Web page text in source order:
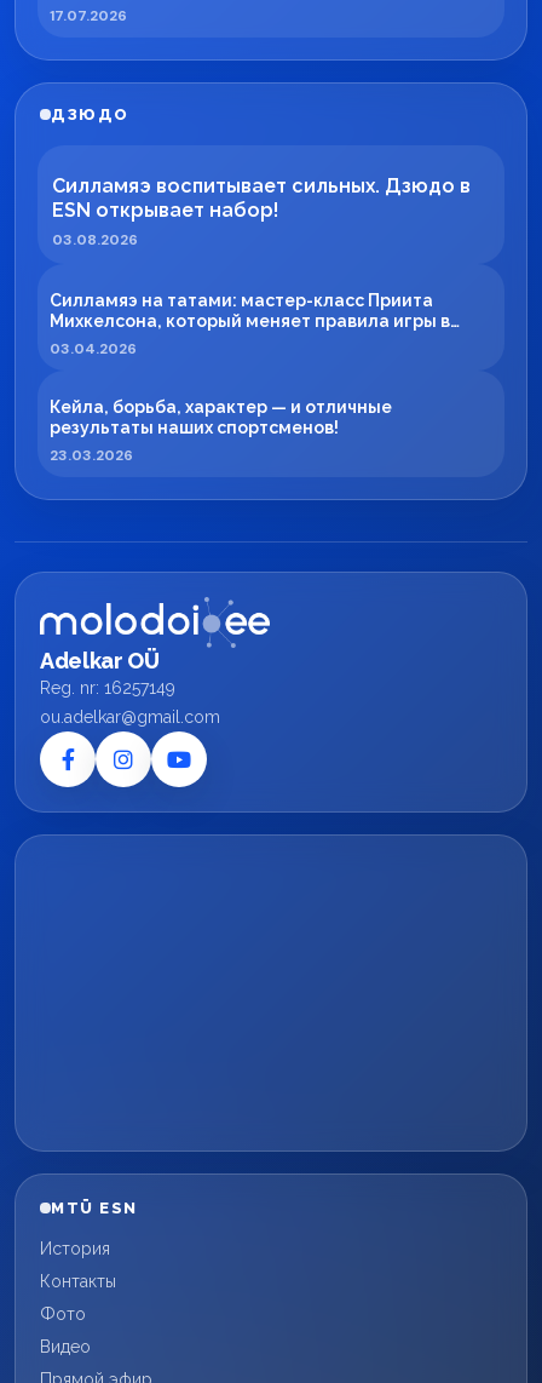
17.07.2026
ДЗЮДО
Силламяэ воспитывает сильных. Дзюдо в
ESN открывает набор!
03.08.2026
Силламяэ на татами: мастер-класс Приита
Михкелсона, который меняет правила игры в
регионе
03.04.2026
Кейла, борьба, характер — и отличные
результаты наших спортсменов!
23.03.2026
Adelkar OÜ
Reg. nr: 16257149
ou.adelkar@gmail.com
MTÜ ESN
История
Контакты
Фото
Видео